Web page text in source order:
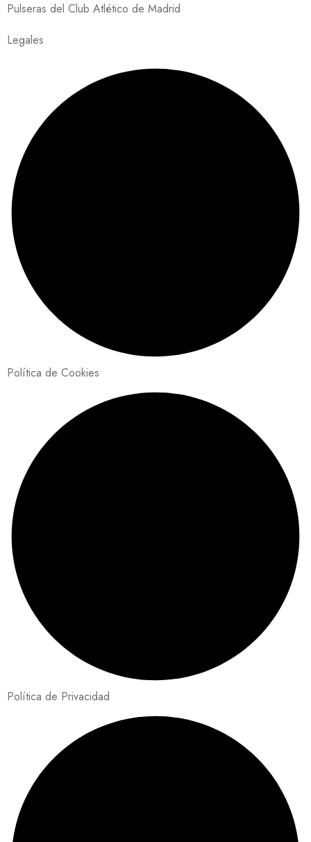
Pulseras del Club Atlético de Madrid
Legales
Política de Cookies
Política de Privacidad